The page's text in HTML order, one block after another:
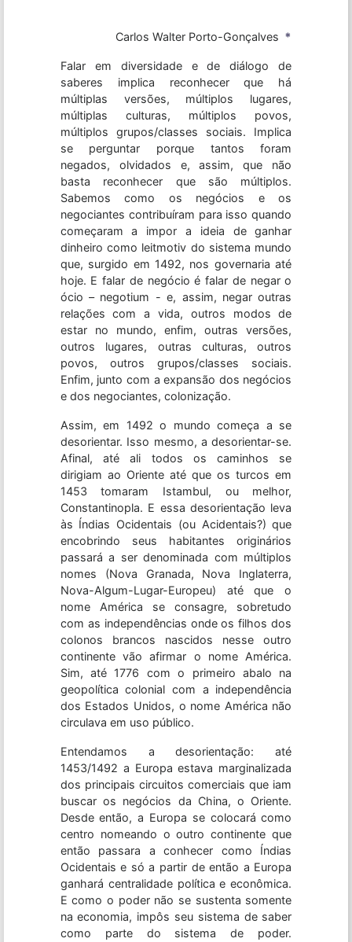
Carlos Walter Porto-Gonçalves *
Falar em diversidade e de diálogo de
saberes implica reconhecer que há
múltiplas versões, múltiplos lugares,
múltiplas culturas, múltiplos povos,
múltiplos grupos/classes sociais. Implica
se perguntar porque tantos foram
negados, olvidados e, assim, que não
basta reconhecer que são múltiplos.
Sabemos como os negócios e os
negociantes contribuíram para isso quando
começaram a impor a ideia de ganhar
dinheiro como leitmotiv do sistema mundo
que, surgido em 1492, nos governaria até
hoje. E falar de negócio é falar de negar o
ócio – negotium - e, assim, negar outras
relações com a vida, outros modos de
estar no mundo, enfim, outras versões,
outros lugares, outras culturas, outros
povos, outros grupos/classes sociais.
Enfim, junto com a expansão dos negócios
e dos negociantes, colonização.
Assim, em 1492 o mundo começa a se
desorientar. Isso mesmo, a desorientar-se.
Afinal, até ali todos os caminhos se
dirigiam ao Oriente até que os turcos em
1453 tomaram Istambul, ou melhor,
Constantinopla. E essa desorientação leva
às Índias Ocidentais (ou Acidentais?) que
encobrindo seus habitantes originários
passará a ser denominada com múltiplos
nomes (Nova Granada, Nova Inglaterra,
Nova-Algum-Lugar-Europeu) até que o
nome América se consagre, sobretudo
com as independências onde os filhos dos
colonos brancos nascidos nesse outro
continente vão afirmar o nome América.
Sim, até 1776 com o primeiro abalo na
geopolítica colonial com a independência
dos Estados Unidos, o nome América não
circulava em uso público.
Entendamos a desorientação: até
1453/1492 a Europa estava marginalizada
dos principais circuitos comerciais que iam
buscar os negócios da China, o Oriente.
Desde então, a Europa se colocará como
centro nomeando o outro continente que
então passara a conhecer como Índias
Ocidentais e só a partir de então a Europa
ganhará centralidade política e econômica.
E como o poder não se sustenta somente
na economia, impôs seu sistema de saber
como parte do sistema de poder.